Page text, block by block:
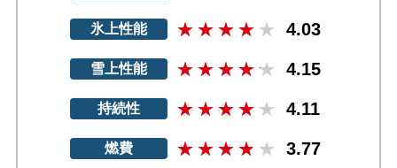
氷上性能 4.03
雪上性能 4.15
持続性 4.11
燃費 3.77